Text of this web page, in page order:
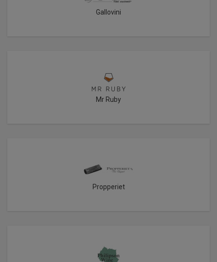
Gallovini
Mr Ruby
Propperiet